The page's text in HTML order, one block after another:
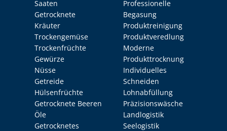
Saaten
Getrocknete
Kräuter
Trockengemüse
Trockenfrüchte
Gewürze
Nüsse
Getreide
Hülsenfrüchte
Getrocknete Beeren
Öle
Getrocknetes
Professionelle
Begasung
Produktreinigung
Produktveredlung
Moderne
Produkttrocknung
Individuelles
Schneiden
Lohnabfüllung
Präzisionswäsche
Landlogistik
Seelogistik